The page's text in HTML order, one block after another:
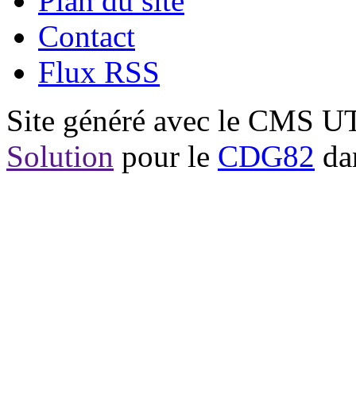
Contact
Flux RSS
Site généré avec le CMS
Solution pour le CDG82